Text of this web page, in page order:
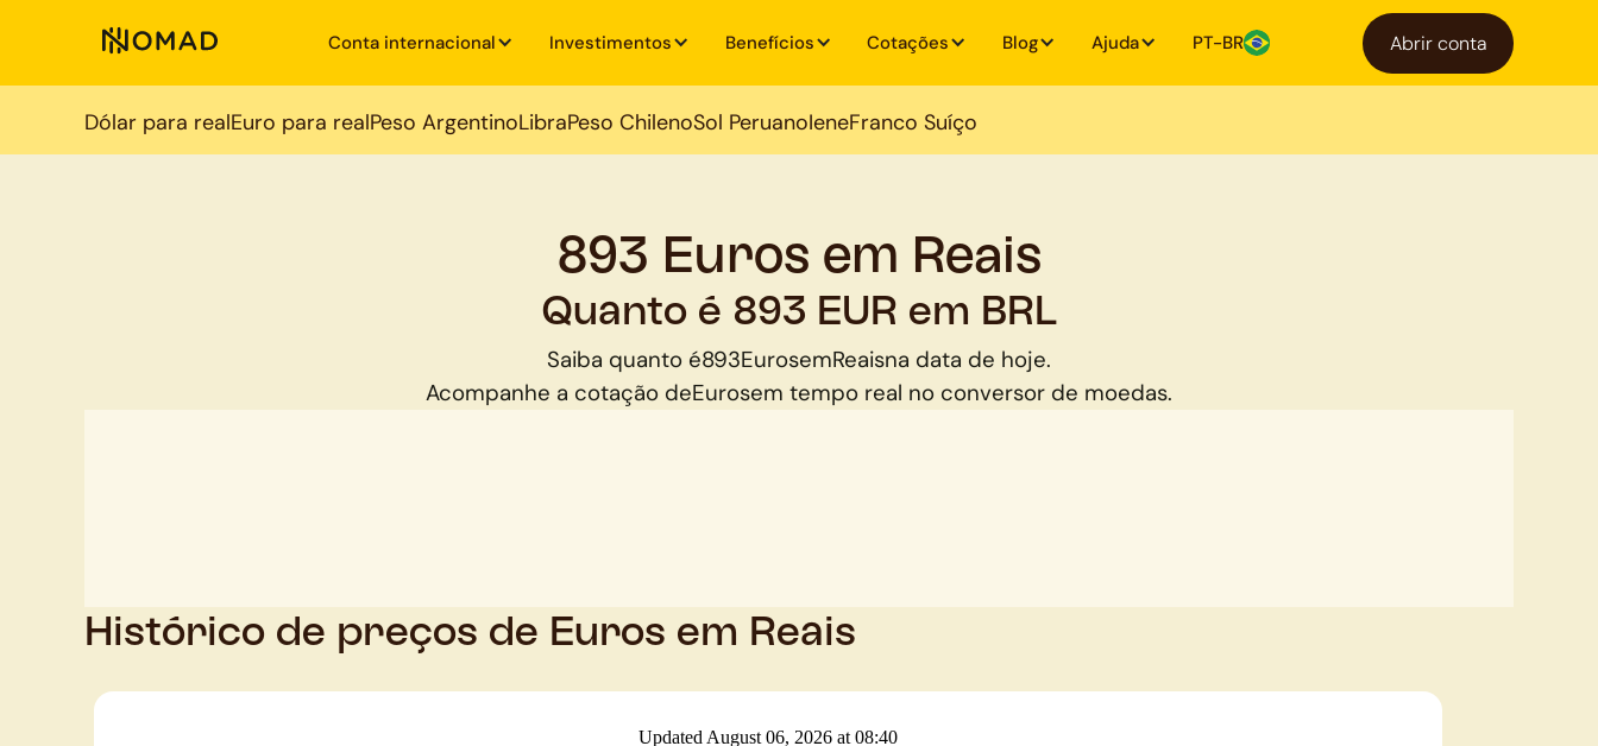
Conta internacional Investimentos Benefícios Cotações Blog Ajuda PT-BR Abrir conta
Dólar para realEuro para realPeso ArgentinoLibraPeso ChilenoSol PeruanoIeneFranco Suíço
893 Euros em Reais
Quanto é 893 EUR em BRL
Saiba quanto é893EurosemReaisna data de hoje.
Acompanhe a cotação deEurosem tempo real no conversor de moedas.
Histórico de preços de Euros em Reais